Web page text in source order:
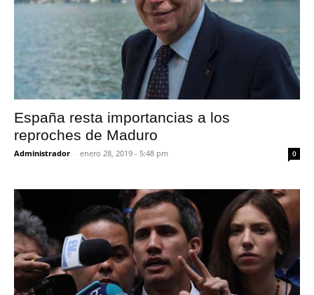
España resta importancias a los
reproches de Maduro
Administrador - enero 28, 2019 - 5:48 pm 0